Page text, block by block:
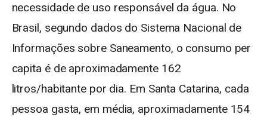
necessidade de uso responsável da água. No
Brasil, segundo dados do Sistema Nacional de
Informações sobre Saneamento, o consumo per
capita é de aproximadamente 162
litros/habitante por dia. Em Santa Catarina, cada
pessoa gasta, em média, aproximadamente 154